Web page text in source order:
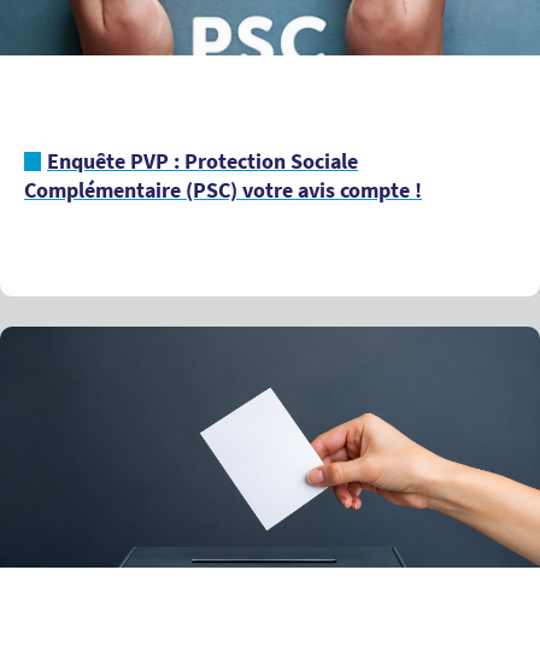
Enquête PVP : Protection Sociale
Complémentaire (PSC) votre avis compte !